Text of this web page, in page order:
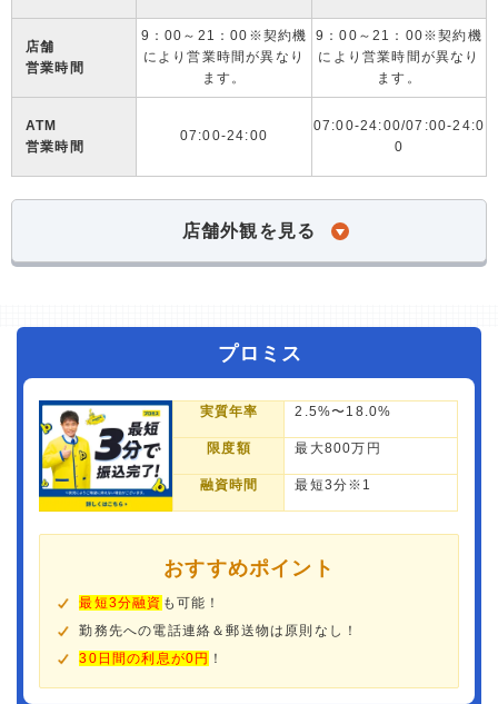
店舗
営業時間
9：00～21：00※契約機
により営業時間が異なり
ます。
9：00～21：00※契約機
により営業時間が異なり
ます。
ATM
営業時間
07:00-24:00
07:00-24:00/07:00-24:0
0
店舗外観を見る
プロミス
実質年率 2.5%〜18.0%
限度額 最大800万円
融資時間 最短3分※1
おすすめポイント
最短3分融資 も可能！
勤務先への電話連絡＆郵送物は原則なし！
30日間の利息が0円 ！